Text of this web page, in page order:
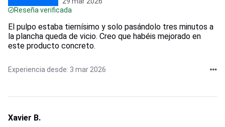
Reseña verificada
El pulpo estaba tiernísimo y solo pasándolo tres minutos a
la plancha queda de vicio. Creo que habéis mejorado en
este producto concreto.
Experiencia desde: 3 mar 2026
Xavier B.